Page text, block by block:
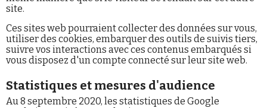
site.
Ces sites web pourraient collecter des données sur vous,
utiliser des cookies, embarquer des outils de suivis tiers,
suivre vos interactions avec ces contenus embarqués si
vous disposez d'un compte connecté sur leur site web.
Statistiques et mesures d'audience
Au 8 septembre 2020, les statistiques de Google